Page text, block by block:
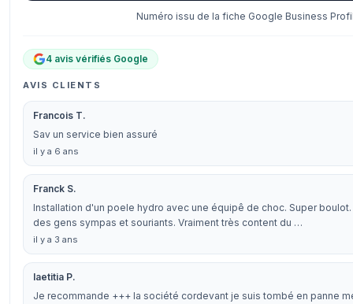
Numéro issu de la fiche Google Business
4 avis vérifiés Google
AVIS CLIENTS
Francois T.
Sav un service bien assuré
il y a 6 ans
Franck S.
Installation d'un poele hydro avec une équipê de choc. Super
des gens sympas et souriants. Vraiment très content du …
il y a 3 ans
laetitia P.
Je recommande +++ la société cordevant je suis tombé en panne